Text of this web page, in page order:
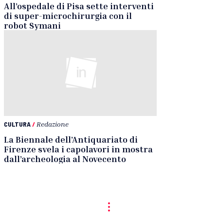
All’ospedale di Pisa sette interventi
di super-microchirurgia con il
robot Symani
CULTURA/ Redazione
La Biennale dell’Antiquariato di
Firenze svela i capolavori in mostra
dall’archeologia al Novecento